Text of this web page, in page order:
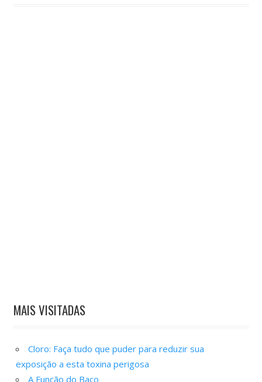
MAIS VISITADAS
Cloro: Faça tudo que puder para reduzir sua
exposição a esta toxina perigosa
A Função do Baço